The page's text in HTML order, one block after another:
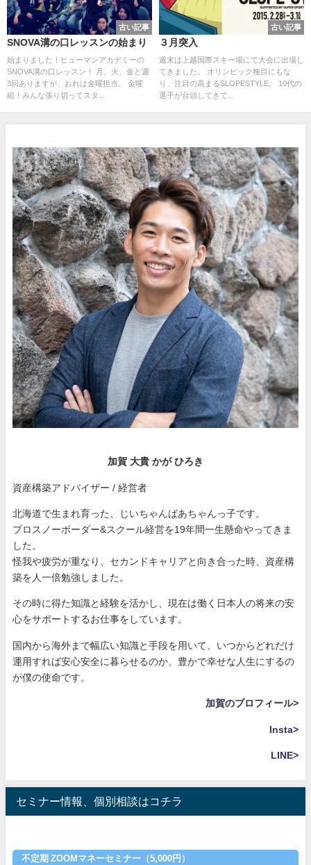
古い記事
SNOVA溝の口レッスンの始まり
始まりました！ヒューマンアカデミーの
SNOVA溝の口レッスン！ 月、火、金と週
3回ありますが、おれは金曜担当。 金曜
組！みんな張り切ってスタ...
古い記事
３月突入
週末は上越国際スキー場にて大会に出場し
てきました。 オリンピック種目にもな
り、注目の高まるSLOPESTYLE。 10代の
選手が台頭してきて...
加賀 大貴 かが ひろき
資産構築アドバイザー / 経営者
北海道で生まれ育った、じいちゃんばあちゃんっ子です。
プロスノーボーダー&スクール経営を19年間一生懸命やってきま
した。
怪我や疲労が重なり、セカンドキャリアと向き合った時、資産構
築を人一倍勉強しました。
その時に得た知識と経験を活かし、現在は働く日本人の将来の安
心をサポートするお仕事をしています。
国内から海外まで幅広い知識と手段を用いて、いつからどれだけ
運用すれば安心安全に暮らせるのか、豊かで幸せな人生にするの
が僕の使命です。
加賀のプロフィール>
Insta>
LINE>
セミナー情報、個別相談はコチラ
不定期 ZOOMマネーセミナー（5,000円）